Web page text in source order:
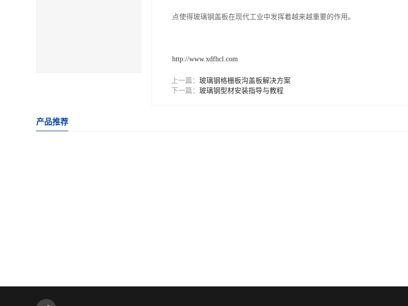
点使得玻璃钢盖板在现代工业中发挥着越来越重要的作用。
http://www.xdfhcl.com
上一篇： 玻璃钢格栅板沟盖板解决方案
下一篇： 玻璃钢型材安装指导与教程
产品推荐